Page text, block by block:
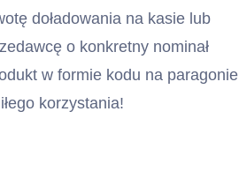
doładowania na kasie lub
o konkretny nominał
w formie kodu na paragonie
korzystania!